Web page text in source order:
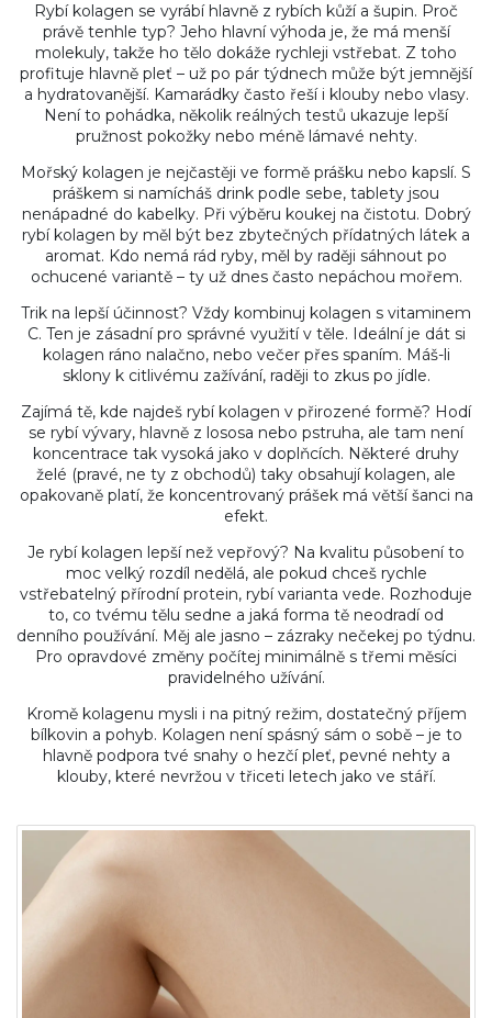
Rybí kolagen se vyrábí hlavně z rybích kůží a šupin. Proč
právě tenhle typ? Jeho hlavní výhoda je, že má menší
molekuly, takže ho tělo dokáže rychleji vstřebat. Z toho
profituje hlavně pleť – už po pár týdnech může být jemnější
a hydratovanější. Kamarádky často řeší i klouby nebo vlasy.
Není to pohádka, několik reálných testů ukazuje lepší
pružnost pokožky nebo méně lámavé nehty.
Mořský kolagen je nejčastěji ve formě prášku nebo kapslí. S
práškem si namícháš drink podle sebe, tablety jsou
nenápadné do kabelky. Při výběru koukej na čistotu. Dobrý
rybí kolagen by měl být bez zbytečných přídatných látek a
aromat. Kdo nemá rád ryby, měl by raději sáhnout po
ochucené variantě – ty už dnes často nepáchou mořem.
Trik na lepší účinnost? Vždy kombinuj kolagen s vitaminem
C. Ten je zásadní pro správné využití v těle. Ideální je dát si
kolagen ráno nalačno, nebo večer přes spaním. Máš-li
sklony k citlivému zažívání, raději to zkus po jídle.
Zajímá tě, kde najdeš rybí kolagen v přirozené formě? Hodí
se rybí vývary, hlavně z lososa nebo pstruha, ale tam není
koncentrace tak vysoká jako v doplňcích. Některé druhy
želé (pravé, ne ty z obchodů) taky obsahují kolagen, ale
opakovaně platí, že koncentrovaný prášek má větší šanci na
efekt.
Je rybí kolagen lepší než vepřový? Na kvalitu působení to
moc velký rozdíl nedělá, ale pokud chceš rychle
vstřebatelný přírodní protein, rybí varianta vede. Rozhoduje
to, co tvému tělu sedne a jaká forma tě neodradí od
denního používání. Měj ale jasno – zázraky nečekej po týdnu.
Pro opravdové změny počítej minimálně s třemi měsíci
pravidelného užívání.
Kromě kolagenu mysli i na pitný režim, dostatečný příjem
bílkovin a pohyb. Kolagen není spásný sám o sobě – je to
hlavně podpora tvé snahy o hezčí pleť, pevné nehty a
klouby, které nevržou v třiceti letech jako ve stáří.